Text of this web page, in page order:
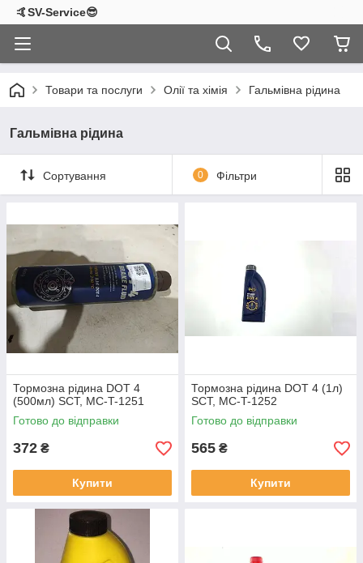
🤙SV-Service😎
Товари та послуги Олії та хімія Гальмівна рідина
Гальмівна рідина
Сортування 0 Фільтри
Тормозна рідина DOT 4
(500мл) SCT, MC-T-1251
Готово до відправки
372 ₴
Купити
Тормозна рідина DOT 4 (1л)
SCT, MC-T-1252
Готово до відправки
565 ₴
Купити